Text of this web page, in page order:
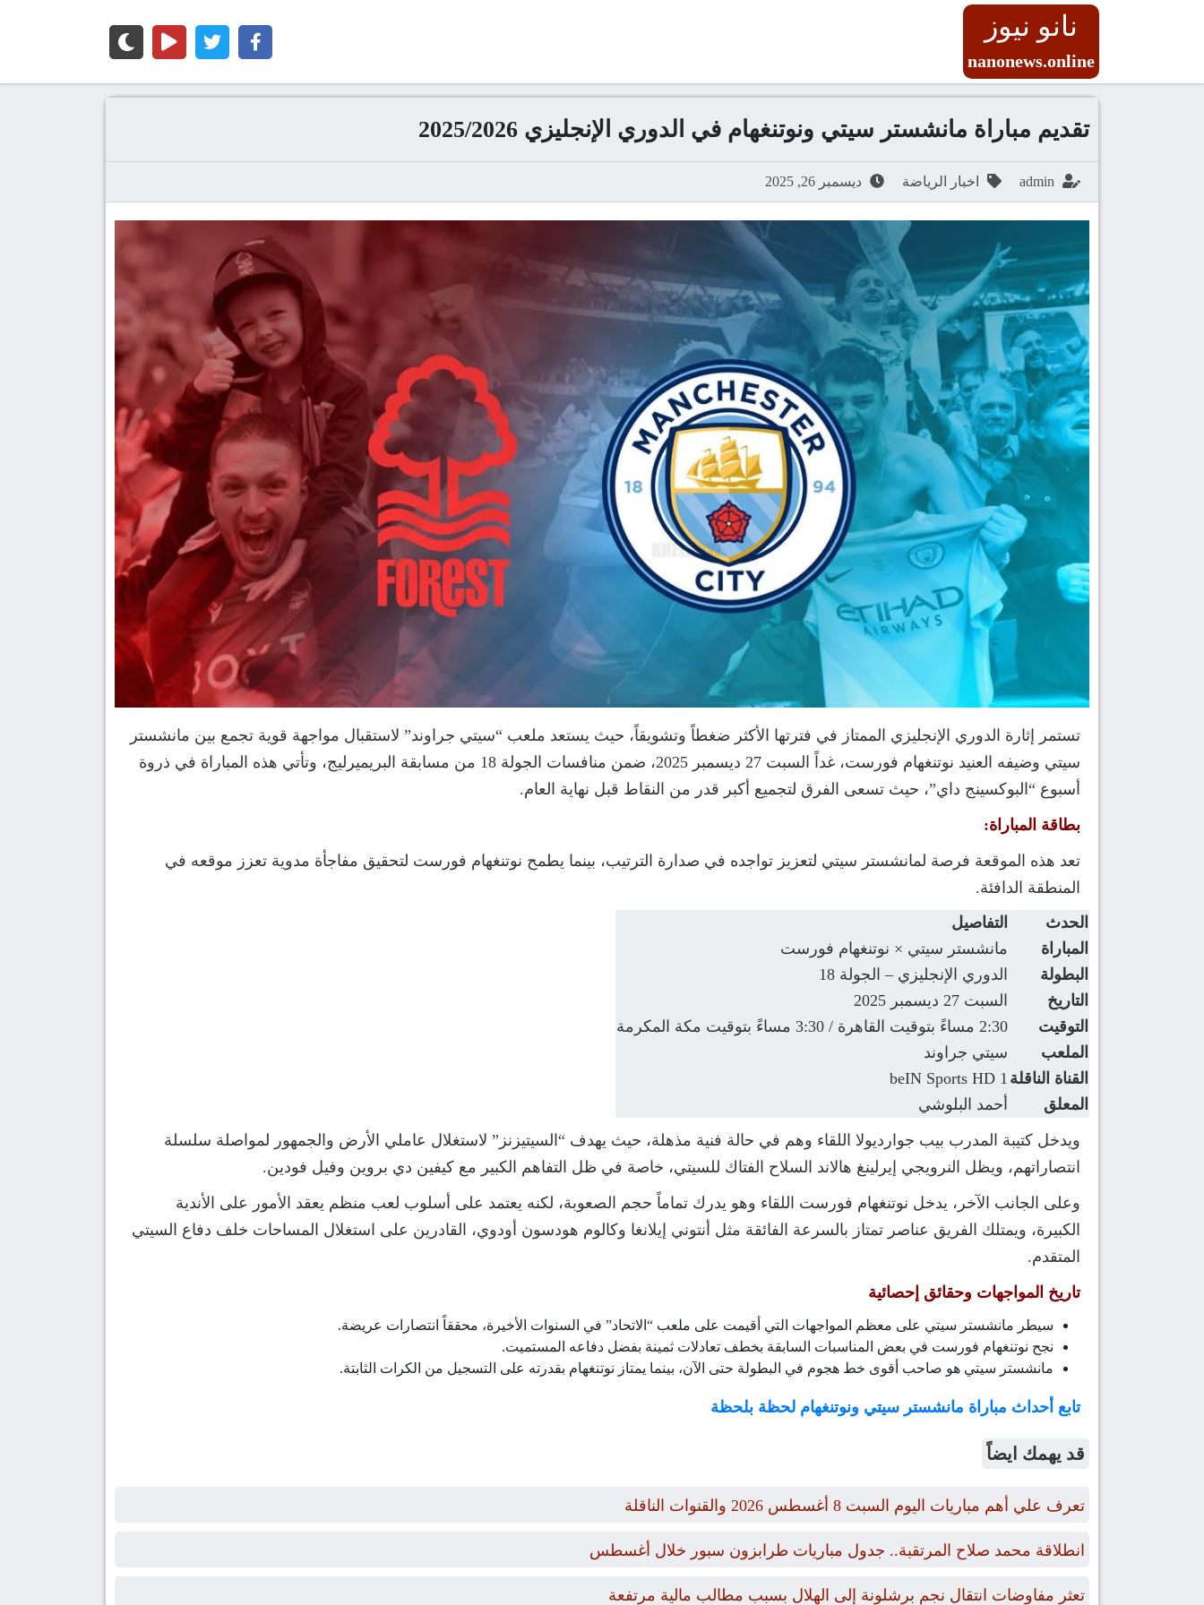
نانو نيوز
nanonews.online
تقديم مباراة مانشستر سيتي ونوتنغهام في الدوري الإنجليزي 2025/2026
admin اخبار الرياضة ديسمبر 26, 2025
تستمر إثارة الدوري الإنجليزي الممتاز في فترتها الأكثر ضغطاً وتشويقاً، حيث يستعد ملعب “سيتي جراوند” لاستقبال مواجهة قوية تجمع بين مانشستر
سيتي وضيفه العنيد نوتنغهام فورست، غداً السبت 27 ديسمبر 2025، ضمن منافسات الجولة 18 من مسابقة البريميرليج، وتأتي هذه المباراة في ذروة
أسبوع “البوكسينج داي”، حيث تسعى الفرق لتجميع أكبر قدر من النقاط قبل نهاية العام.
بطاقة المباراة:
تعد هذه الموقعة فرصة لمانشستر سيتي لتعزيز تواجده في صدارة الترتيب، بينما يطمح نوتنغهام فورست لتحقيق مفاجأة مدوية تعزز موقعه في
المنطقة الدافئة.
الحدث
التفاصيل
المباراة
مانشستر سيتي × نوتنغهام فورست
البطولة
الدوري الإنجليزي – الجولة 18
التاريخ
السبت 27 ديسمبر 2025
التوقيت
2:30 مساءً بتوقيت القاهرة / 3:30 مساءً بتوقيت مكة المكرمة
الملعب
سيتي جراوند
القناة الناقلة beIN Sports HD 1
المعلق
أحمد البلوشي
ويدخل كتيبة المدرب بيب جوارديولا اللقاء وهم في حالة فنية مذهلة، حيث يهدف “السيتيزنز” لاستغلال عاملي الأرض والجمهور لمواصلة سلسلة
انتصاراتهم، ويظل النرويجي إيرلينغ هالاند السلاح الفتاك للسيتي، خاصة في ظل التفاهم الكبير مع كيفين دي بروين وفيل فودين.
وعلى الجانب الآخر، يدخل نوتنغهام فورست اللقاء وهو يدرك تماماً حجم الصعوبة، لكنه يعتمد على أسلوب لعب منظم يعقد الأمور على الأندية
الكبيرة، ويمتلك الفريق عناصر تمتاز بالسرعة الفائقة مثل أنتوني إيلانغا وكالوم هودسون أودوي، القادرين على استغلال المساحات خلف دفاع السيتي
المتقدم.
تاريخ المواجهات وحقائق إحصائية
سيطر مانشستر سيتي على معظم المواجهات التي أقيمت على ملعب “الاتحاد” في السنوات الأخيرة، محققاً انتصارات عريضة.
نجح نوتنغهام فورست في بعض المناسبات السابقة بخطف تعادلات ثمينة بفضل دفاعه المستميت.
مانشستر سيتي هو صاحب أقوى خط هجوم في البطولة حتى الآن، بينما يمتاز نوتنغهام بقدرته على التسجيل من الكرات الثابتة.
تابع أحداث مباراة مانشستر سيتي ونوتنغهام لحظة بلحظة
قد يهمك ايضاً
تعرف علي أهم مباريات اليوم السبت 8 أغسطس 2026 والقنوات الناقلة
انطلاقة محمد صلاح المرتقبة.. جدول مباريات طرابزون سبور خلال أغسطس
تعثر مفاوضات انتقال نجم برشلونة إلى الهلال بسبب مطالب مالية مرتفعة